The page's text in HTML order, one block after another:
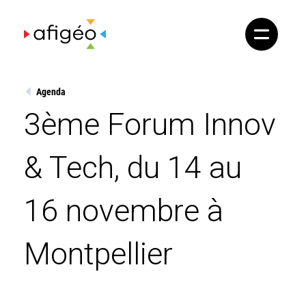
content
Agenda
3ème Forum Innov
& Tech, du 14 au
16 novembre à
Montpellier